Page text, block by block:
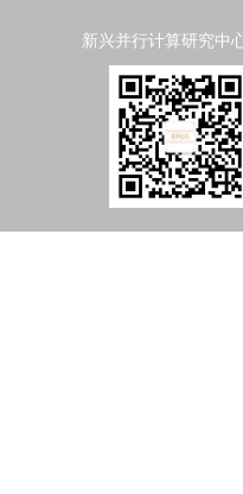
新兴并行计算研究中